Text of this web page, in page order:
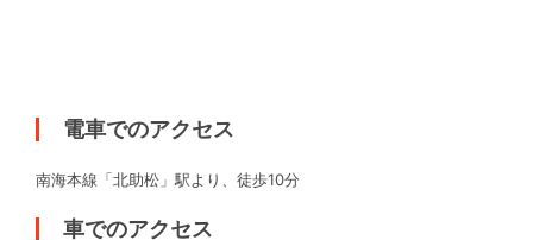
電車でのアクセス
南海本線「北助松」駅より、徒歩10分
車でのアクセス